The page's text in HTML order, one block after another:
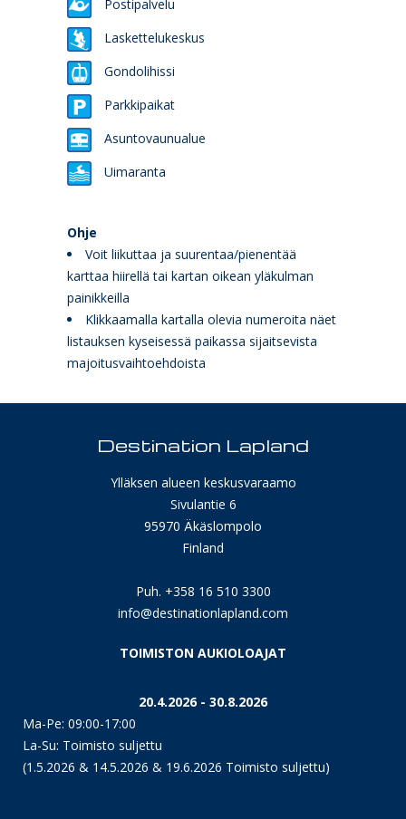
Postipalvelu
Laskettelukeskus
Gondolihissi
Parkkipaikat
Asuntovaunualue
Uimaranta
Ohje
Voit liikuttaa ja suurentaa/pienentää
karttaa hiirellä tai kartan oikean yläkulman
painikkeilla
Klikkaamalla kartalla olevia numeroita näet
listauksen kyseisessä paikassa sijaitsevista
majoitusvaihtoehdoista
Destination Lapland
Ylläksen alueen keskusvaraamo
Sivulantie 6
95970 Äkäslompolo
Finland
Puh. +358 16 510 3300
info@destinationlapland.com
TOIMISTON AUKIOLOAJAT
20.4.2026 - 30.8.2026
Ma-Pe: 09:00-17:00
La-Su: Toimisto suljettu
(1.5.2026 & 14.5.2026 & 19.6.2026 Toimisto suljettu)